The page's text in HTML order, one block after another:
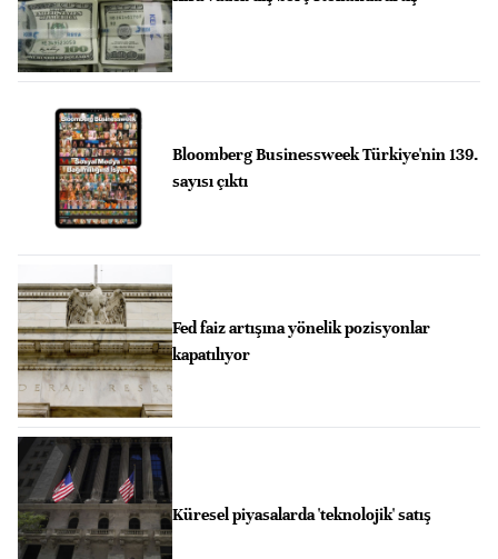
Bloomberg Businessweek Türkiye'nin 139.
sayısı çıktı
Fed faiz artışına yönelik pozisyonlar
kapatılıyor
Küresel piyasalarda 'teknolojik' satış